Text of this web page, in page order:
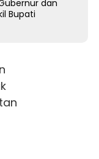
dan
Bupati